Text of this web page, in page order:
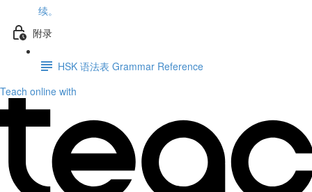
续。
附录
HSK 语法表 Grammar Reference
Teach online with